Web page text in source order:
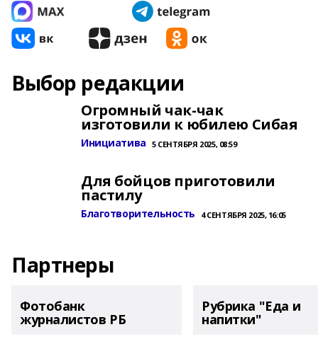
Выбор редакции
Огромный чак-чак
изготовили к юбилею Сибая
Инициатива 5 СЕНТЯБРЯ 2025, 08:59
Для бойцов приготовили
пастилу
Благотворительность 4 СЕНТЯБРЯ 2025, 16:05
Партнеры
Фотобанк
журналистов РБ
Рубрика "Еда и
напитки"